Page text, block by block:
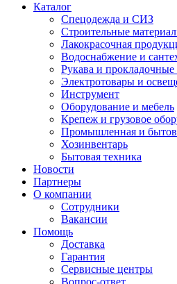
Каталог
Спецодежда и СИЗ
Строительные
Лакокрасочная
Водоснабжение и
Рукава и
Электротовары и
Инструмент
Оборудование и мебель
Крепеж и грузовое
Промышленная и
Хозинвентарь
Бытовая техника
Новости
Партнеры
О компании
Сотрудники
Вакансии
Помощь
Доставка
Гарантия
Сервисные центры
Вопрос-ответ